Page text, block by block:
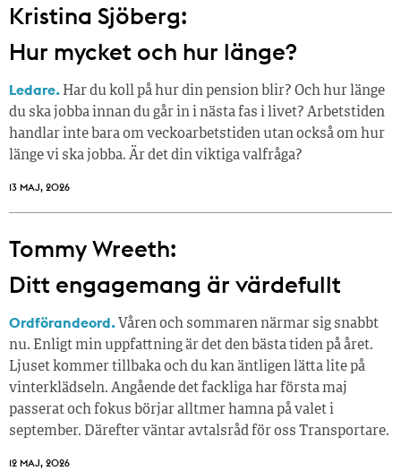
Kristina Sjöberg:
Hur mycket och hur länge?
Ledare. Har du koll på hur din pension blir? Och hur länge
du ska jobba innan du går in i nästa fas i livet? Arbetstiden
handlar inte bara om veckoarbetstiden utan också om hur
länge vi ska jobba. Är det din viktiga valfråga?
13 MAJ, 2026
Tommy Wreeth:
Ditt engagemang är värdefullt
Ordförandeord. Våren och sommaren närmar sig snabbt
nu. Enligt min uppfattning är det den bästa tiden på året.
Ljuset kommer tillbaka och du kan äntligen lätta lite på
vinterklädseln. Angående det fackliga har första maj
passerat och fokus börjar alltmer hamna på valet i
september. Därefter väntar avtalsråd för oss Transportare.
12 MAJ, 2026